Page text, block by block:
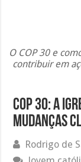
O COP 30 e
contribuir em
COP 30: A
mudanças
Rodrigo de